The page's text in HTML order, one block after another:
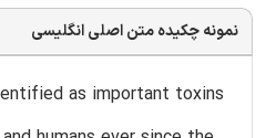
نمونه چکیده متن اصلی انگلیسی
as important toxins